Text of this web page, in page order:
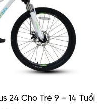
24 Cho Trẻ 9 – 14 Tuổi